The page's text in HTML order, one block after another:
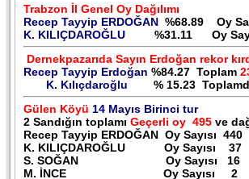
Trabzon İl Genel Oy Dağılımı
Recep Tayyip ERDOĞAN%68.89 Oy
K. KILIÇDAROĞLU
%31.11 Oy
Dernekpazarıda Sayın Erdoğan rekor
Recep Tayyip Erdoğan %84.27 Toplam
K. Kılıçdaroğlu
% 15.23
Gülen Köyü 14 Mayıs Birinci tur
2 Sandığın toplamı Geçerli oy 495ve
Recep Tayyip ERDOĞAN Oy Sayısı 440
K. KILIÇDAROĞLU Oy Sayısı 37
S. SOĞAN Oy Sayısı 16
M. İNCE Oy Sayısı 2